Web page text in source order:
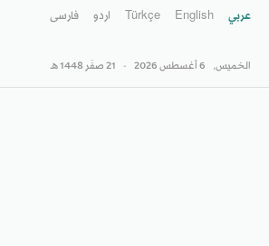
عربي English
Türkçe اردو فارسى
الخميس, 6 أغسطس 2026 - 21 صفَر 1448 هـ